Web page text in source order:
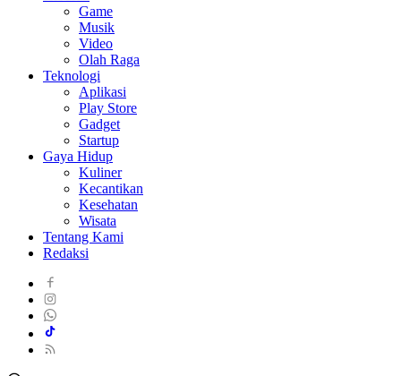
Game
Musik
Video
Olah Raga
Teknologi
Aplikasi
Play Store
Gadget
Startup
Gaya Hidup
Kuliner
Kecantikan
Kesehatan
Wisata
Tentang Kami
Redaksi